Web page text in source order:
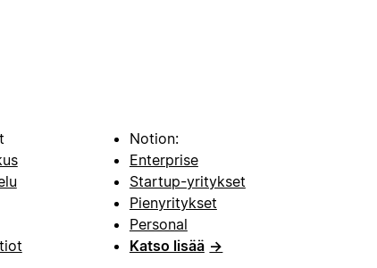
Notion:
Enterprise
Startup-yritykset
Pienyritykset
Personal
Katso lisää →